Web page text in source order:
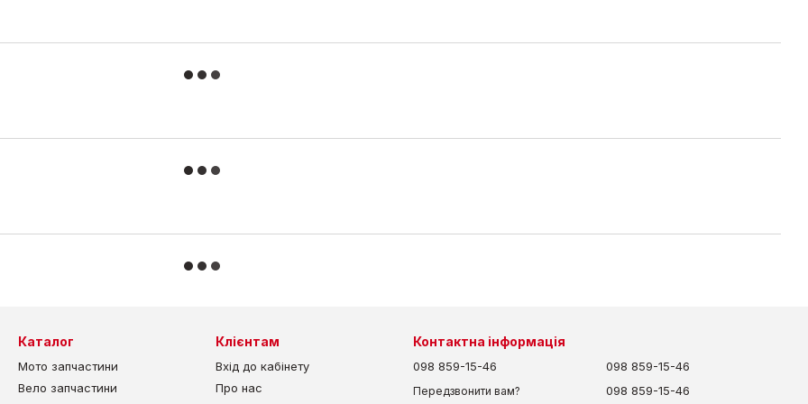
Каталог
Мото запчастини
Вело запчастини
Клієнтам
Вхід до кабінету
Про нас
Контактна інформація
098 859-15-46
Передзвонити вам?
098 859-15-46
098 859-15-46